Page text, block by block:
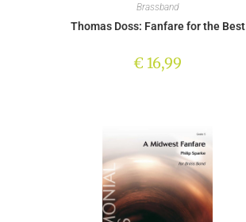
Brassband
Thomas Doss: Fanfare for the Best
€16,99